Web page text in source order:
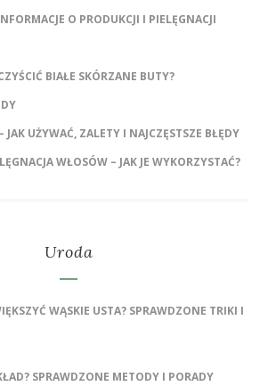
O PRODUKCJI I PIELĘGNACJI
BIAŁE SKÓRZANE BUTY?
JAK UŻYWAĆ, ZALETY I NAJCZĘSTSZE BŁĘDY
WŁOSÓW – JAK JE WYKORZYSTAĆ?
Uroda
WĄSKIE USTA? SPRAWDZONE TRIKI I
SPRAWDZONE METODY I PORADY